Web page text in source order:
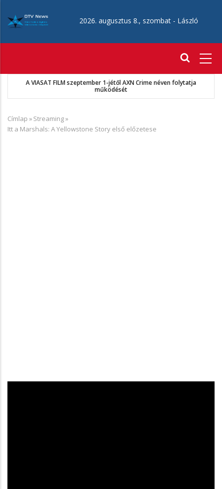
tartalomra
2026. augusztus 8., szombat - László
MKSZ-Sport TV megállapodás
Morzsa
Címlap »Streaming»
Itt a Marshals: A Yellowstone Story első előzetese